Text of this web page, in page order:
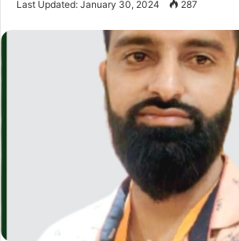
Last Updated: January 30, 2024 287